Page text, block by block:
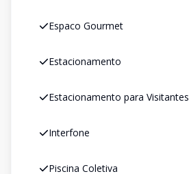
Espaco Gourmet
Estacionamento
Estacionamento para Visitantes
Interfone
Piscina Coletiva